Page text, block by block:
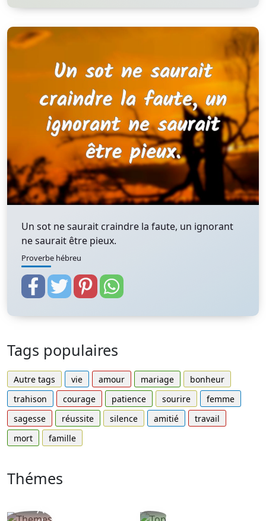
Un sot ne saurait craindre la faute, un ignorant
ne saurait être pieux.
Proverbe hébreu
Tags populaires
Autre tags vie amour mariage
bonheur
trahison
courage patience sourire
femme
sagesse
réussite silence amitié
travail
mort
famille
Thémes
Autres